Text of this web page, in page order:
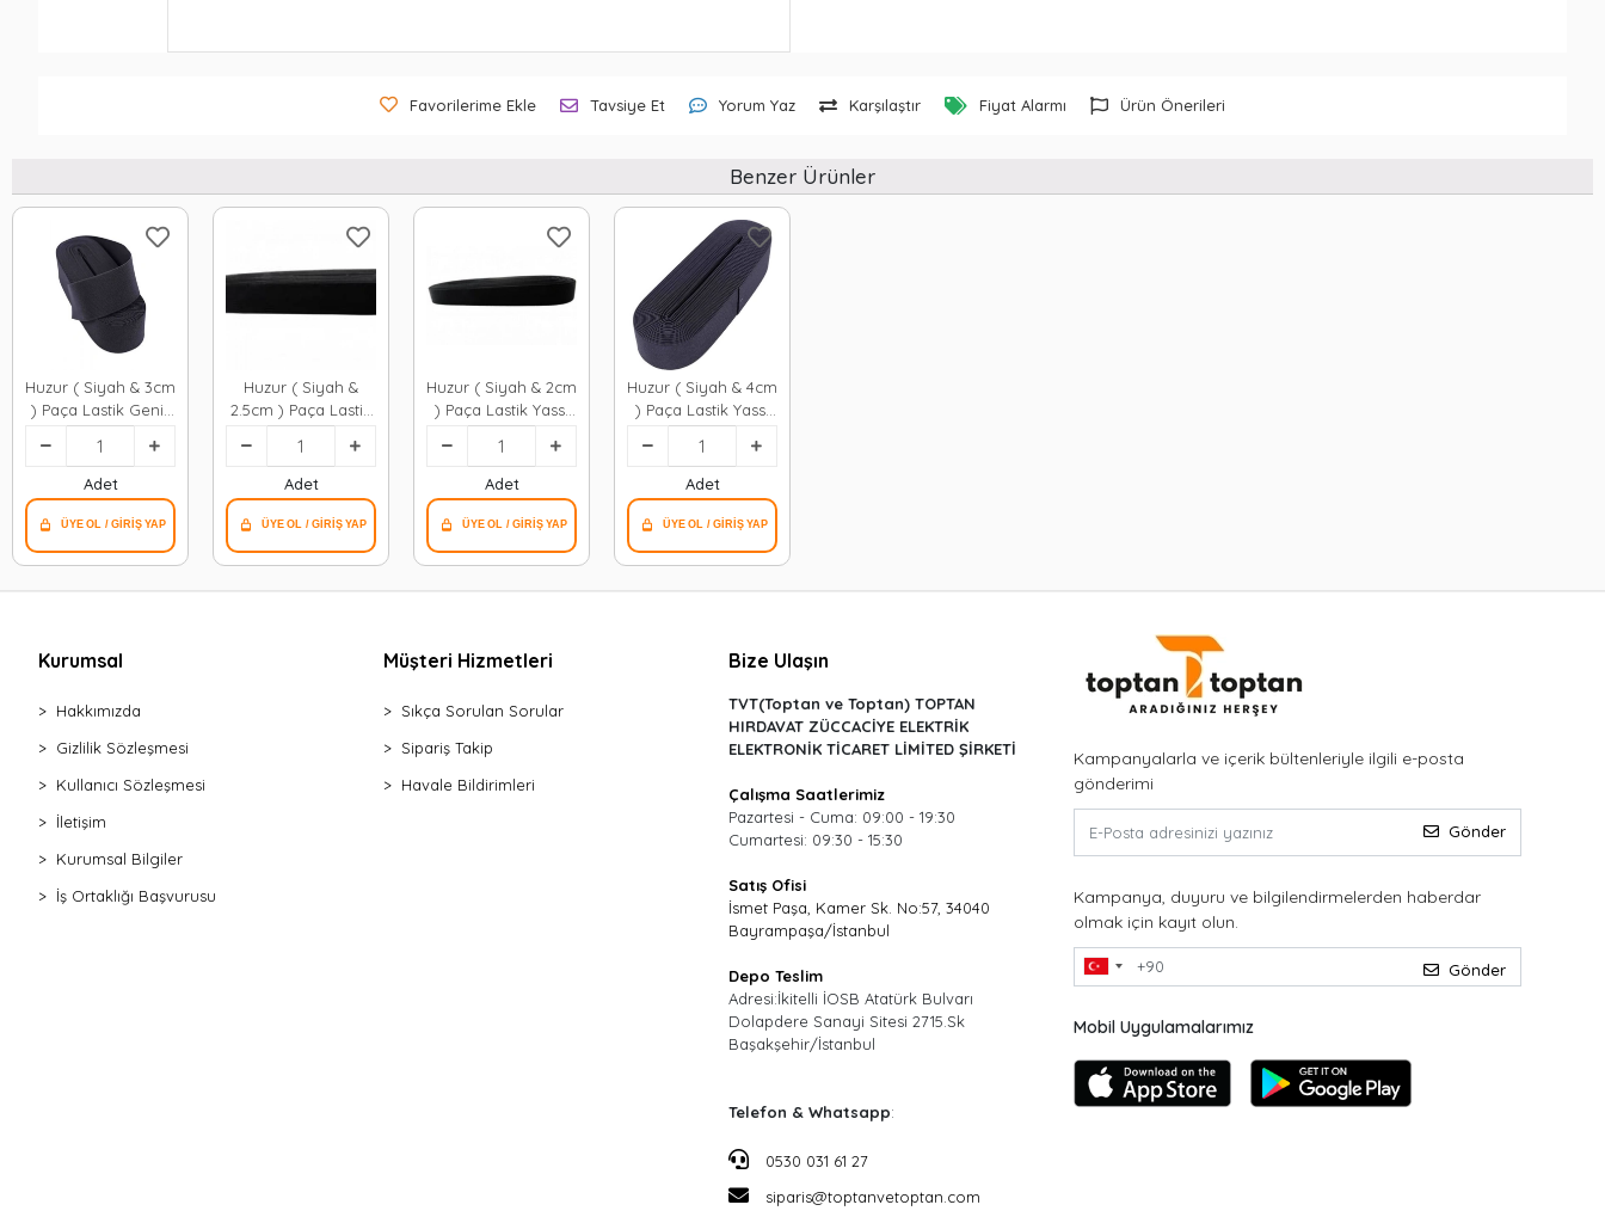
Favorilerime Ekle Tavsiye Et Yorum Yaz Karşılaştır Fiyat Alarmı Ürün Önerileri
Benzer Ürünler
Huzur ( Siyah & 3cm
) Paça Lastik Geniş
10mt.*30
Adet
Huzur ( Siyah &
2.5cm ) Paça Lastik
Geniş 10mt.*30
Adet
Huzur ( Siyah & 2cm
) Paça Lastik Yassı
Geniş 10mt*50
Adet
Huzur ( Siyah & 4cm
) Paça Lastik Yassı
Geniş 10mt.*20
Adet
Kurumsal
Hakkımızda
Gizlilik Sözleşmesi
Kullanıcı Sözleşmesi
İletişim
Kurumsal Bilgiler
İş Ortaklığı Başvurusu
Müşteri Hizmetleri
Sıkça Sorulan Sorular
Sipariş Takip
Havale Bildirimleri
Bize Ulaşın
TVT(Toptan ve Toptan) TOPTAN
HIRDAVAT ZÜCCACİYE ELEKTRİK
ELEKTRONİK TİCARET LİMİTED ŞİRKETİ
Çalışma Saatlerimiz
Pazartesi - Cuma: 09:00 - 19:30
Cumartesi: 09:30 - 15:30
Satış Ofisi
İsmet Paşa, Kamer Sk. No:57, 34040
Bayrampaşa/İstanbul
Depo Teslim
Adresi:İkitelli İOSB Atatürk Bulvarı
Dolapdere Sanayi Sitesi 2715.Sk
Başakşehir/İstanbul
Telefon & Whatsapp:
0530 031 61 27
siparis@toptanvetoptan.com
Kampanyalarla ve içerik bültenleriyle ilgili e-posta
gönderimi
Gönder
Kampanya, duyuru ve bilgilendirmelerden haberdar
olmak için kayıt olun.
Gönder
Mobil Uygulamalarımız